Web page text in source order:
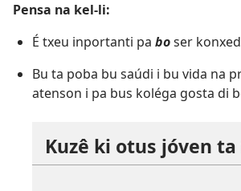
Pensa na kel-li:
É txeu inportanti pa boser
Bu ta poba bu saúdi i bu vida na
atenson i pa bus koléga gosta di
Kuzê ki otus jóven